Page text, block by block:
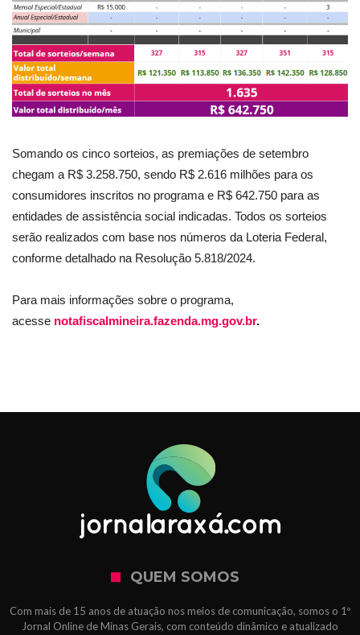
Somando os cinco sorteios, as premiações de setembro
chegam a R$ 3.258.750, sendo R$ 2.616 milhões para os
consumidores inscritos no programa e R$ 642.750 para as
entidades de assistência social indicadas. Todos os sorteios
serão realizados com base nos números da Loteria Federal,
conforme detalhado na Resolução 5.818/2024.
Para mais informações sobre o programa,
acesse notafiscalmineira.fazenda.mg.gov.br.
QUEM SOMOS
Com mais de 15 anos de atuação nos meios de comunicação, somos o 1º
Jornal Online de Minas Gerais, com conteúdo dinâmico e atualizado